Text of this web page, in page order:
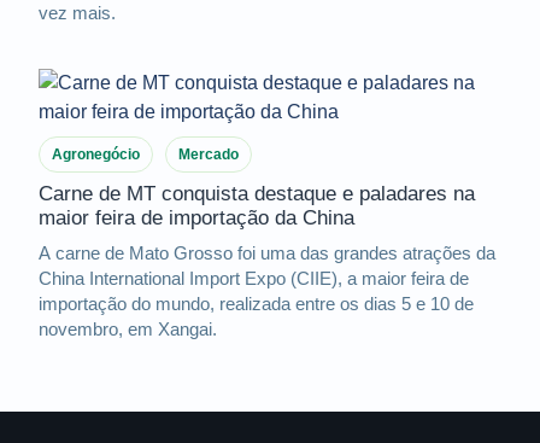
vez mais.
Agronegócio Mercado
Carne de MT conquista destaque e paladares na
maior feira de importação da China
A carne de Mato Grosso foi uma das grandes atrações da
China International Import Expo (CIIE), a maior feira de
importação do mundo, realizada entre os dias 5 e 10 de
novembro, em Xangai.